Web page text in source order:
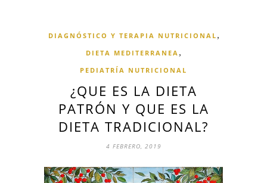
DIAGNÓSTICO Y TERAPIA NUTRICIONAL ,
DIETA MEDITERRANEA ,
PEDIATRÍA NUTRICIONAL
¿QUE ES LA DIETA
PATRÓN Y QUE ES LA
DIETA TRADICIONAL?
4 FEBRERO, 2019